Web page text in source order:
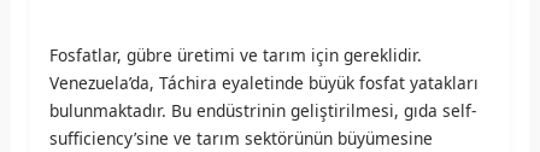
Fosfatlar, gübre üretimi ve tarım için gereklidir.
Venezuela’da, Táchira eyaletinde büyük fosfat yatakları
bulunmaktadır. Bu endüstrinin geliştirilmesi, gıda self-
sufficiency’sine ve tarım sektörünün büyümesine